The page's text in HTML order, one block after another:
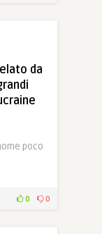
da
poco
0 0